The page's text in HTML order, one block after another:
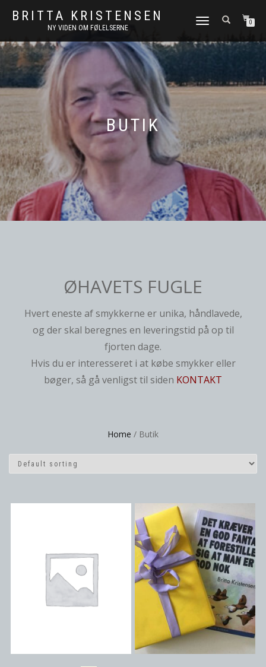
BRITTA KRISTENSEN
NY VIDEN OM FØLELSERNE
FLIP
0
BUTIK
ØHAVETS FUGLE
Hvert eneste af smykkerne er unika, håndlavede,
og der skal beregnes en leveringstid på op til
fjorten dage.
Hvis du er interesseret i at købe smykker eller
bøger, så gå venligst til siden KONTAKT
Home / Butik